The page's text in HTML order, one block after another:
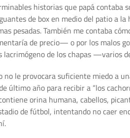
historias que papá contaba
de box en medio del patio a
pesadas. También me contaba
de precio— o por los malos
lacrimógeno de los chapas —varios
no le provocara suficiente miedo a
último año para recibir a “los
orina humana, cabellos,
de fútbol, intentando no caer